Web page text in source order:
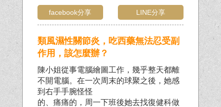
facebook分享 LINE分享
類風濕性關節炎，吃西藥無法忍受副
作用，該怎麼辦？
陳小姐從事電腦繪圖工作，幾乎整天都離
不開電腦。在一次周末的球聚之後，她感
到右手手腕怪怪
的、痛痛的，周一下班後她去找復健科做